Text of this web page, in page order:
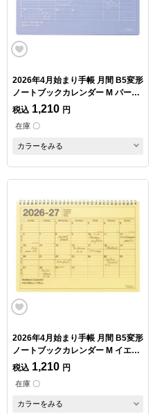
2026年4月始まり手帳 月間 B5変形
ノートブックカレンダー M パープ
ル
税込 1,210 円
在庫 〇
カラーをみる
2026年4月始まり手帳 月間 B5変形
ノートブックカレンダー M イエロ
ー
税込 1,210 円
在庫 〇
カラーをみる